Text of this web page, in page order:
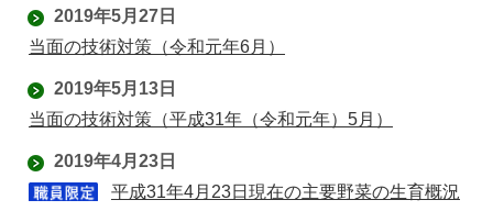
2019年5月27日
当面の技術対策（令和元年6月）
2019年5月13日
当面の技術対策（平成31年（令和元年）5月）
2019年4月23日
平成31年4月23日現在の主要野菜の生育概況